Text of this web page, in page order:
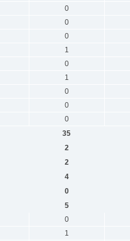
0
0
0
1
0
1
0
0
0
35
2
2
4
0
5
0
1